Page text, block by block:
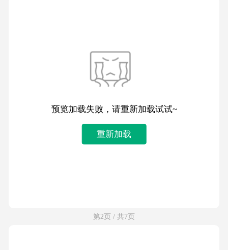
预览加载失败，请重新加载试试~
重新加载
第2页 / 共7页